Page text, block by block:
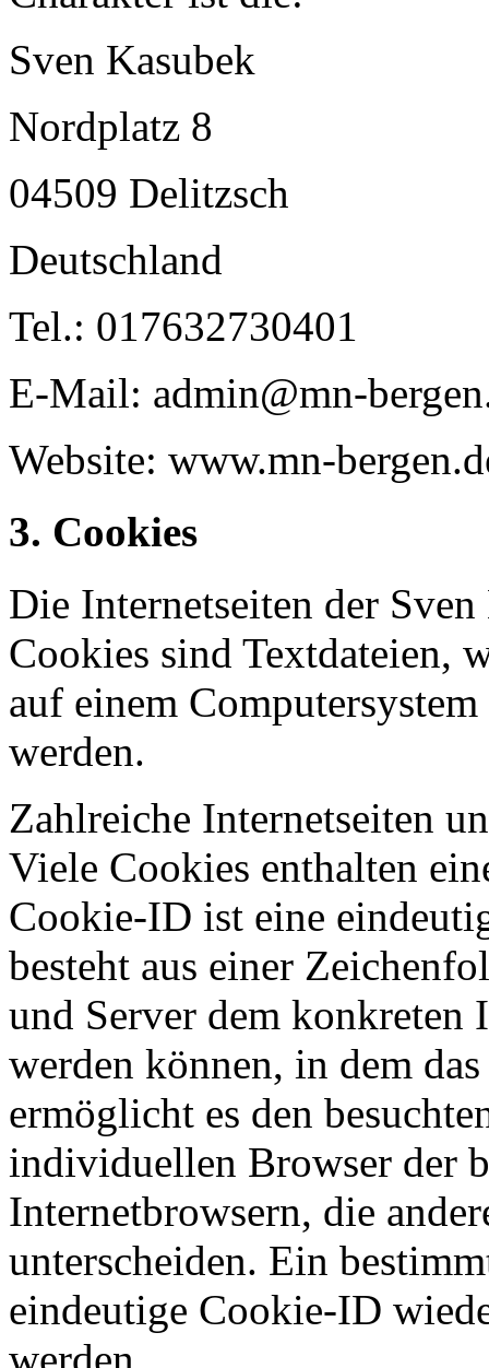
Sven Kasubek
Nordplatz 8
04509 Delitzsch
Deutschland
Tel.: 017632730401
E-Mail: admin@mn-
Website: www.mn-
3. Cookies
Die Internetseiten der
Cookies sind Textdateien,
auf einem
werden.
Zahlreiche Internetseiten
Viele Cookies enthalten
Cookie-ID ist eine
besteht aus einer
und Server dem konkreten
werden können, in dem
ermöglicht es den
individuellen Browser der
Internetbrowsern, die
unterscheiden. Ein
eindeutige Cookie-ID